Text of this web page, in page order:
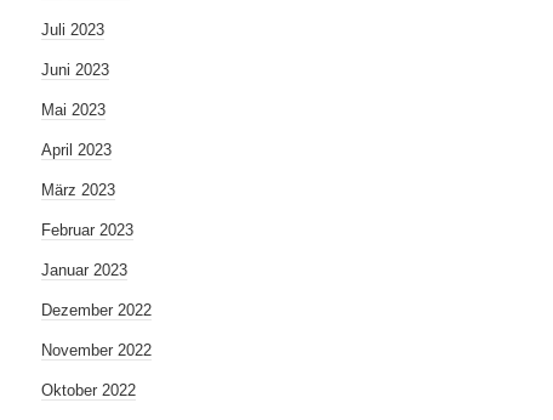
Juli 2023
Juni 2023
Mai 2023
April 2023
März 2023
Februar 2023
Januar 2023
Dezember 2022
November 2022
Oktober 2022